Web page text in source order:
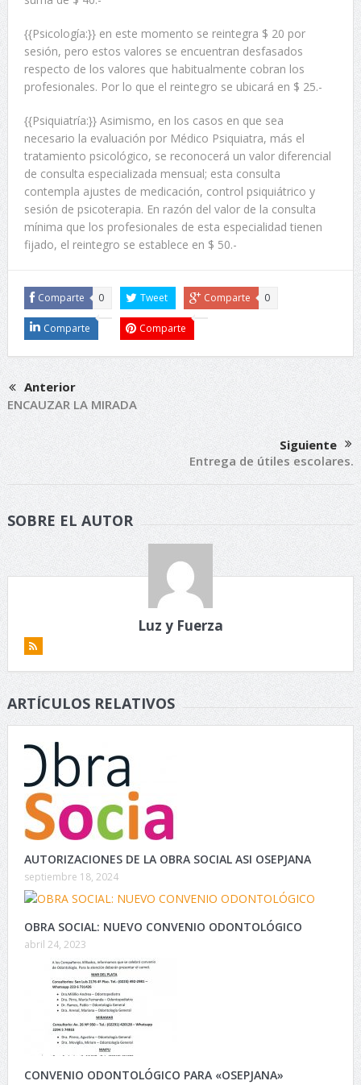
{{Psicología:}} en este momento se reintegra $ 20 por
sesión, pero estos valores se encuentran desfasados
respecto de los valores que habitualmente cobran los
profesionales. Por lo que el reintegro se ubicará en $ 25.-
{{Psiquiatría:}} Asimismo, en los casos en que sea
necesario la evaluación por Médico Psiquiatra, más el
tratamiento psicológico, se reconocerá un valor diferencial
de consulta especializada mensual; esta consulta
contempla ajustes de medicación, control psiquiátrico y
sesión de psicoterapia. En razón del valor de la consulta
mínima que los profesionales de esta especialidad tienen
fijado, el reintegro se establece en $ 50.-
Comparte 0 Tweet Comparte 0
Comparte Comparte
Anterior
ENCAUZAR LA MIRADA
Siguiente
Entrega de útiles escolares.
SOBRE EL AUTOR
Luz y Fuerza
ARTÍCULOS RELATIVOS
AUTORIZACIONES DE LA OBRA SOCIAL ASI OSEPJANA
septiembre 18, 2024
OBRA SOCIAL: NUEVO CONVENIO ODONTOLÓGICO
abril 24, 2023
CONVENIO ODONTOLÓGICO PARA «OSEPJANA»